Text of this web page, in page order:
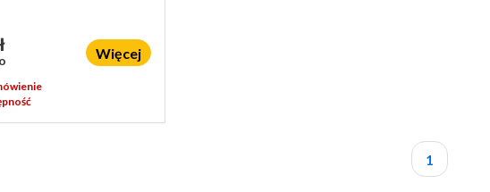
Więcej
1